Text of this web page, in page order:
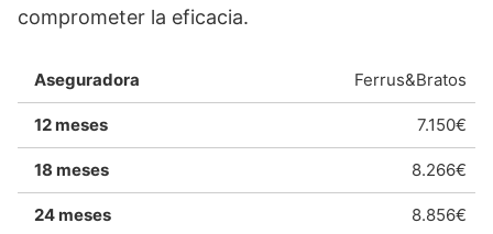
comprometer la eficacia.
Ferrus&Bratos
7.150€
8.266€
8.856€